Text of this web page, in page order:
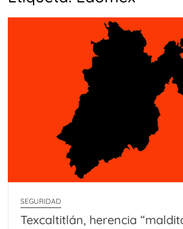
SEGURIDAD
Texcaltitlán, herencia